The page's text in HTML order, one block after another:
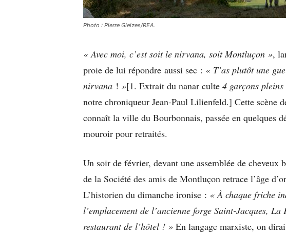
Photo : Pierre Gleizes/REA.
« Avec moi, c’est soit le nirvana, soit Montluçon »,
proie de lui répondre aussi sec : « T’as plutôt une
nirvana ! »[1. Extrait du nanar culte 4 garçons pleins
notre chroniqueur Jean-Paul Lilienfeld.] Cette scène
connaît la ville du Bourbonnais, passée en quelques
mouroir pour retraités.
Un soir de février, devant une assemblée de cheveux
de la Société des amis de Montluçon retrace l’âge
L’historien du dimanche ironise : « À chaque friche
l’emplacement de l’ancienne forge Saint-Jacques,
restaurant de l’hôtel ! » En langage marxiste, on